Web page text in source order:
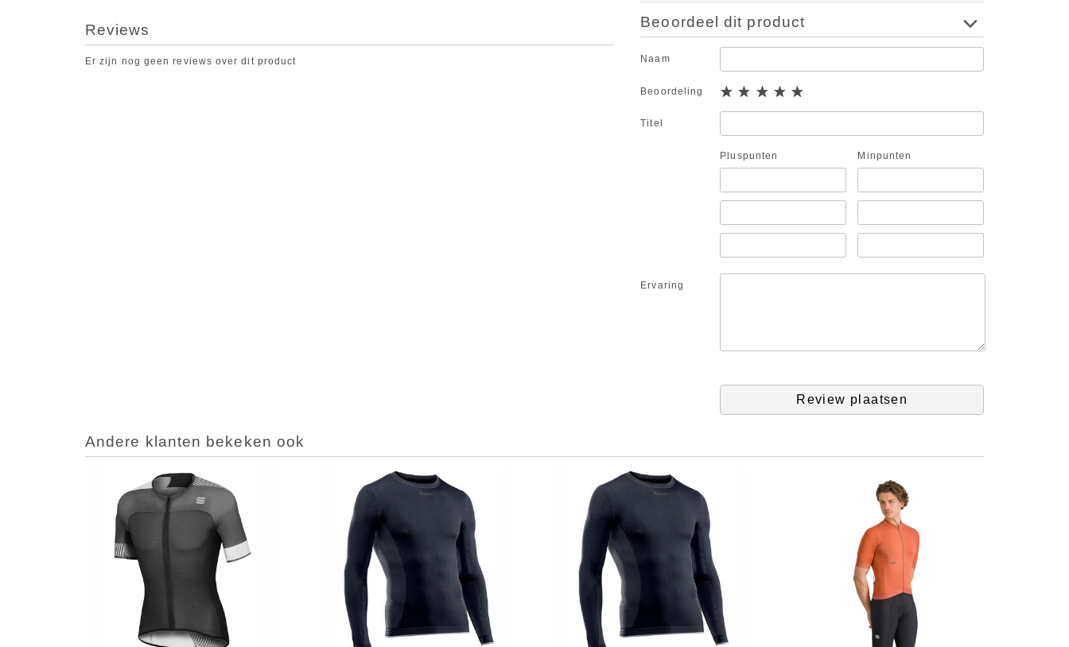
Reviews
Er zijn nog geen reviews over dit product
Beoordeel dit product
Naam
Beoordeling
Titel
Pluspunten Minpunten
Ervaring
Review plaatsen
Andere klanten bekeken ook